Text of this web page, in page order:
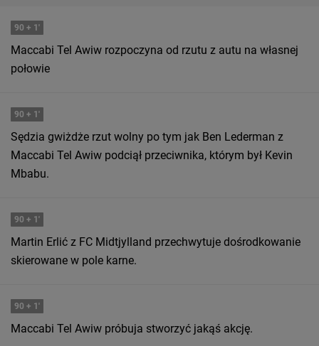
90 + 1'
Maccabi Tel Awiw rozpoczyna od rzutu z autu na własnej
połowie
90 + 1'
Sędzia gwiżdże rzut wolny po tym jak Ben Lederman z
Maccabi Tel Awiw podciął przeciwnika, którym był Kevin
Mbabu.
90 + 1'
Martin Erlić z FC Midtjylland przechwytuje dośrodkowanie
skierowane w pole karne.
90 + 1'
Maccabi Tel Awiw próbuja stworzyć jakąś akcję.